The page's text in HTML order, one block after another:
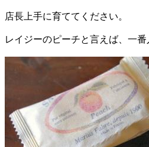
店長上手に育ててください。
レイジーのピーチと言えば、一番